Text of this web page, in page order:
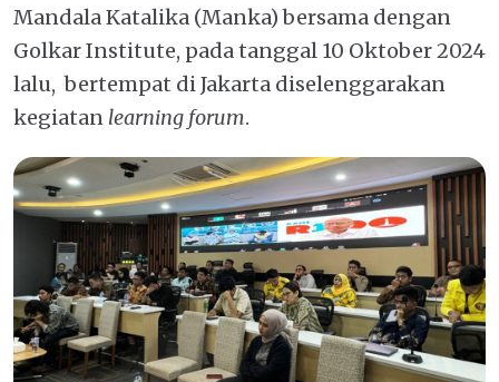
Mandala Katalika (Manka) bersama dengan
Golkar Institute, pada tanggal 10 Oktober 2024
lalu, bertempat di Jakarta diselenggarakan
kegiatan learning forum.